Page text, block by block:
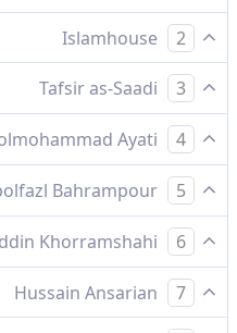
2
هنگامی که فرمان ما
کردیم و بر آنان
3
for complete tafsir.
4
چون فرمان ما فرازآمد،
شهر بارانى از سنگهايى از
5
پس چون فرمان ما آمد،
بر آن سنگ‌هايى از سجّيل
6
چون فرمان ما در رسید آن
7